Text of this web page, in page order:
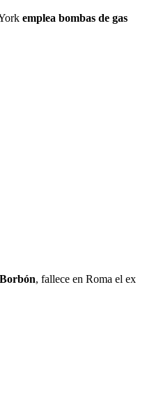
emplea bombas de gas
Borbón, fallece en Roma el ex